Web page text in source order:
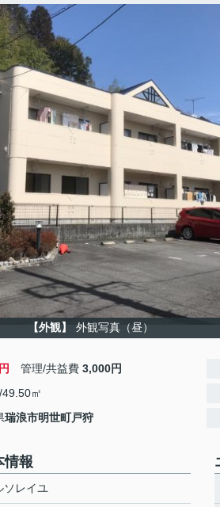
【外観】 外観写真（昼）
管理/共益費 3,000円
㎡
瑞浪市明世町戸狩
情報
ソレイユ